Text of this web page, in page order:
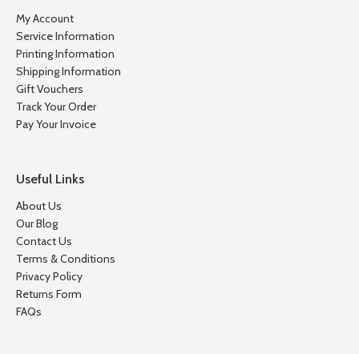
My Account
Service Information
Printing Information
Shipping Information
Gift Vouchers
Track Your Order
Pay Your Invoice
Useful Links
About Us
Our Blog
Contact Us
Terms & Conditions
Privacy Policy
Returns Form
FAQs